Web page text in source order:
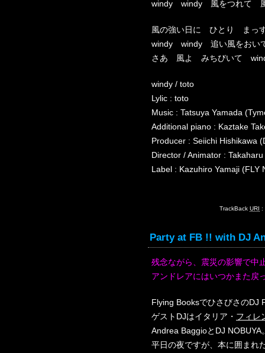
windy windy 風をつれて
風の強い日に ひとり まっ
windy windy 追い風をおい
さあ 風よ みちびいて
windy / toto
Lylic : toto
Music : Tatsuya Yamada
Additional piano : Kaztake
Producer : Seiichi Hishikawa
Director / Animator :
Label : Kazuhiro Yamaji (FLY
TrackBack URI :
Party at FB !! with DJ
残念ながら、震災の影響で中
アンドレアにはいつかまた戻
Flying BooksでひさびさのDJ
ゲストDJはイタリア・ フィレ
Andrea BaggioとDJ NOBUYA
平日の夜ですが、本に囲まれ